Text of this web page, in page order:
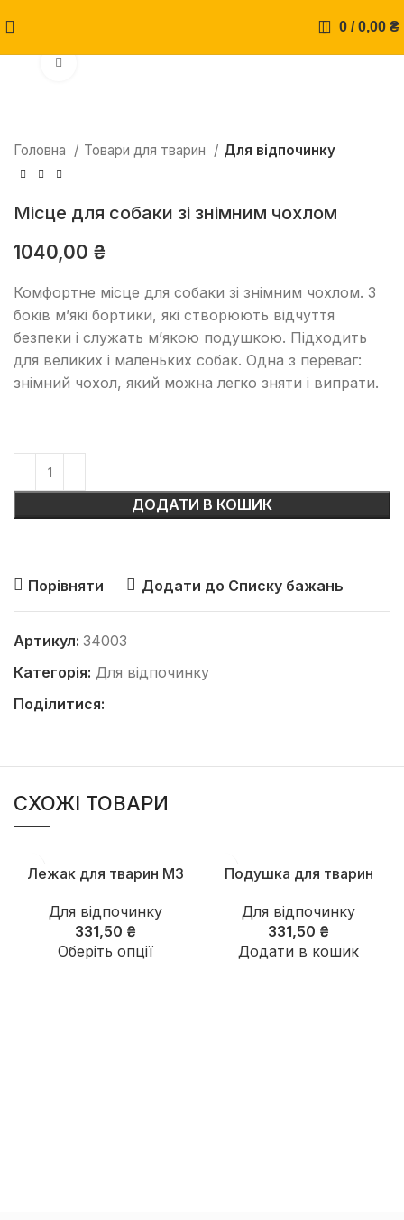
0 / 0,00 ₴
Головна Товари для тварин Для відпочинку
Місце для собаки зі знімним чохлом
1040,00 ₴
Комфортне місце для собаки зі знімним чохлом. З
боків м’які бортики, які створюють відчуття
безпеки і служать м’якою подушкою. Підходить
для великих і маленьких собак. Одна з переваг:
знімний чохол, який можна легко зняти і випрати.
ДОДАТИ В КОШИК
Порівняти Додати до Списку бажань
Артикул: 34003
Категорія: Для відпочинку
Поділитися:
СХОЖІ ТОВАРИ
Лежак для тварин М3
Для відпочинку
331,50 ₴
Оберіть опції
Подушка для тварин
Для відпочинку
331,50 ₴
Додати в кошик